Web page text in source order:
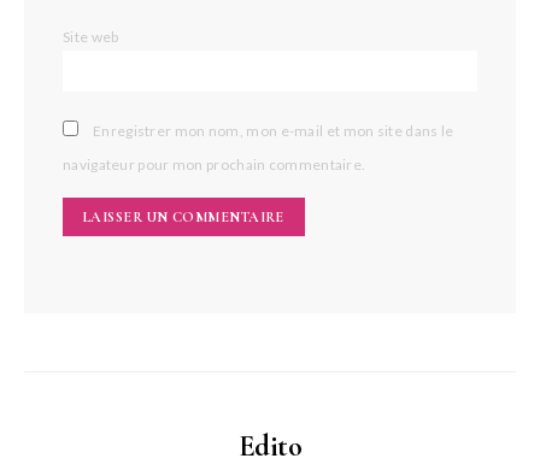
Site web
Enregistrer mon nom, mon e-mail et mon site dans le
navigateur pour mon prochain commentaire.
Edito